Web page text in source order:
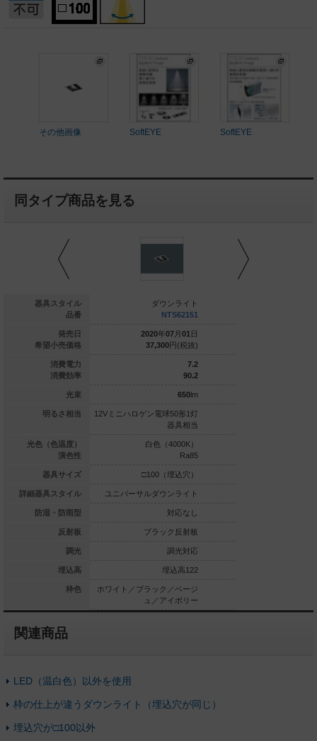
その他画像 SoftEYE SoftEYE
同タイプ商品を見る
器具スタイル
品番
発売日
希望小売価格
消費電力
消費効率
光束
明るさ相当
光色（色温度）
演色性
器具サイズ
詳細器具スタイル
防湿・防雨型
反射板
調光
埋込高
枠色
ダウンライト
円(税抜)
7.2
89.5
電球50形1灯
色（3500K）
（埋込穴）
ダウンライト
対応なし
ダウンライト
NTS62151
2020年07 月 01 日
37,300円(税抜)
7.2
90.2
650lm
12Vミニハロゲン電球50形1灯
器具相当
白色（4000K）
Ra85
□100（埋込穴）
ユニバーサルダウンライト
対応なし
ブラック反射板
調光対応
埋込高122
ホワイト／ブラック／ベージ
ュ／アイボリー
関連商品
LED（温白色）以外を使用
枠の仕上が違うダウンライト（埋込穴が同じ）
埋込穴が□100以外